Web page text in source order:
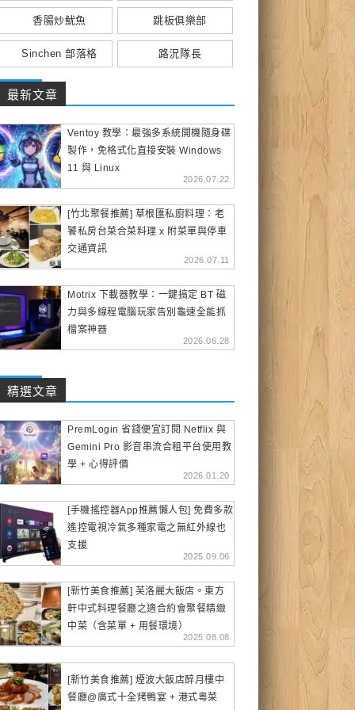
香腸炒魷魚 跳板俱樂部
Sinchen 部落格 路況隊長
最新文章
Ventoy 教學：最強多系統開機隨身碟
製作，免格式化直接安裝 Windows
11 與 Linux
2026.07.22
[竹北聚餐推薦] 草根匯私廚料理：老
饕私房台菜合菜料理 x 附菜單與停車
交通資訊
2026.07.11
Motrix 下載器教學：一鍵搞定 BT 磁
力與多線程電腦玩家告別龜速全能抓
檔案神器
2026.06.28
精選文章
PremLogin 省錢便宜訂閱 Netflix 與
Gemini Pro 影音串流合租平台使用教
學 + 心得評價
2026.01.20
[手機搖控器App推薦懶人包] 免費多款
遙控電視冷氣多種家電之無紅外線也
支援
2025.09.06
[新竹美食推薦] 芙洛麗大飯店。東方
軒中式料理餐廳之適合約會聚餐精緻
中菜（含菜單 + 用餐環境）
2025.08.08
[新竹美食推薦] 煙波大飯店醉月樓中
餐廳@廣式十全烤鴨宴 + 港式粵菜